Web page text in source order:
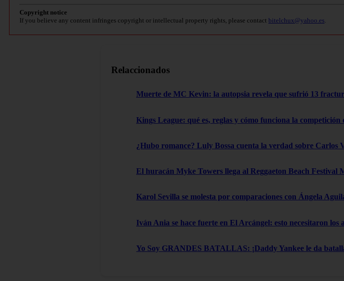
Copyright notice
If you believe any content infringes copyright or intellectual property rights, please contact bitelchux@yahoo.es
Relaccionados
Muerte de MC Kevin: la autopsia revela que sufrió 13
Kings League: qué es, reglas y cómo funciona la
¿Hubo romance? Luly Bossa cuenta la verdad sobre Carlos
El huracán Myke Towers llega al Reggaeton Beach Festival
Karol Sevilla se molesta por comparaciones con Ángela
Iván Ania se hace fuerte en El Arcángel: esto necesitaron
Yo Soy GRANDES BATALLAS: ¡Daddy Yankee le da